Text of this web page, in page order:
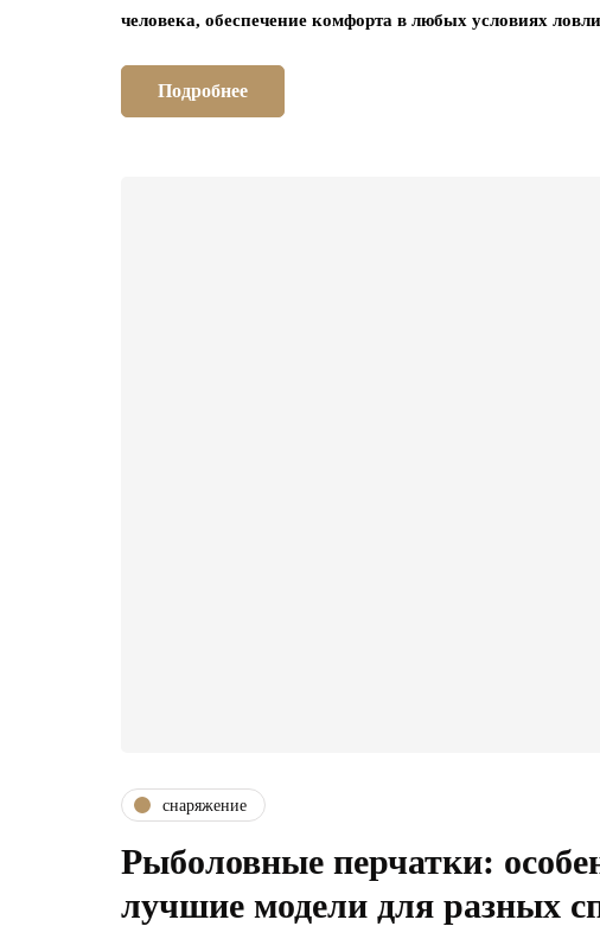
человека, обеспечение комфорта в любых условиях
Подробнее
снаряжение
Рыболовные перчатки:
лучшие модели для разных